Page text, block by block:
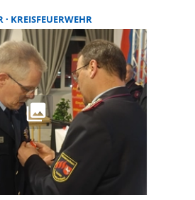
Hameln-Pyrmont und der siebte
trainierten hier gemeinsam.
KREISFEUERWEHR